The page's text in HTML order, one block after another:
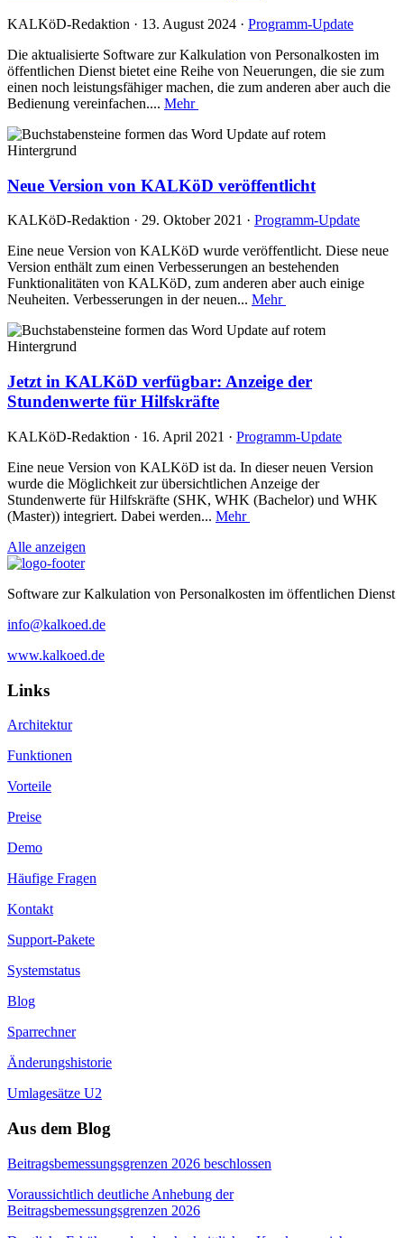
KALKöD-Redaktion · 13. August 2024 · Programm-Update
Die aktualisierte Software zur Kalkulation von Personalkosten im
öffentlichen Dienst bietet eine Reihe von Neuerungen, die sie zum
einen noch leistungsfähiger machen, die zum anderen aber auch die
Bedienung vereinfachen.... Mehr
Neue Version von KALKöD veröffentlicht
KALKöD-Redaktion · 29. Oktober 2021 · Programm-Update
Eine neue Version von KALKöD wurde veröffentlicht. Diese neue
Version enthält zum einen Verbesserungen an bestehenden
Funktionalitäten von KALKöD, zum anderen aber auch einige
Neuheiten. Verbesserungen in der neuen... Mehr
Jetzt in KALKöD verfügbar: Anzeige der
Stundenwerte für Hilfskräfte
KALKöD-Redaktion · 16. April 2021 · Programm-Update
Eine neue Version von KALKöD ist da. In dieser neuen Version
wurde die Möglichkeit zur übersichtlichen Anzeige der
Stundenwerte für Hilfskräfte (SHK, WHK (Bachelor) und WHK
(Master)) integriert. Dabei werden... Mehr
Alle anzeigen
Software zur Kalkulation von Personalkosten im öffentlichen Dienst
info@kalkoed.de
www.kalkoed.de
Links
Architektur
Funktionen
Vorteile
Preise
Demo
Häufige Fragen
Kontakt
Support-Pakete
Systemstatus
Blog
Sparrechner
Änderungshistorie
Umlagesätze U2
Aus dem Blog
Beitragsbemessungsgrenzen 2026 beschlossen
Voraussichtlich deutliche Anhebung der
Beitragsbemessungsgrenzen 2026